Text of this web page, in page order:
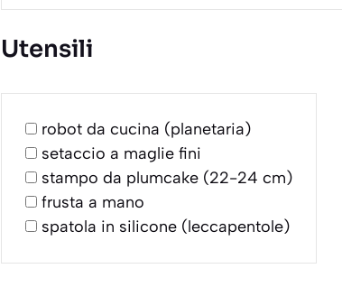
Utensili
robot da cucina (planetaria)
setaccio a maglie fini
stampo da plumcake (22-24 cm)
frusta a mano
spatola in silicone (leccapentole)